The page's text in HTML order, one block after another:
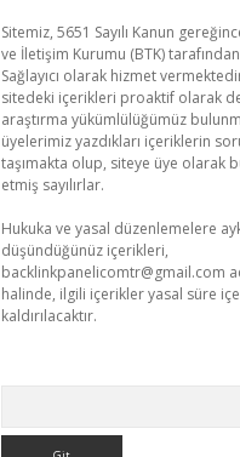
Sitemiz, 5651 Sayılı Kanun
ve İletişim Kurumu (BTK)
Sağlayıcı olarak hizmet
sitedeki içerikleri proaktif olarak
araştırma yükümlülüğümüz
üyelerimiz yazdıkları içeriklerin
taşımakta olup, siteye üye olarak
etmiş sayılırlar.
Hukuka ve yasal düzenlemelere
düşündüğünüz içerikleri,
backlinkpanelicomtr@gmail.com
halinde, ilgili içerikler yasal süre
kaldırılacaktır.